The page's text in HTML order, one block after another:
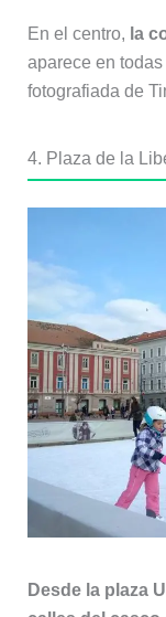
En el centro, la
aparece en
fotografiada de
4. Plaza de la
Desde la plaza